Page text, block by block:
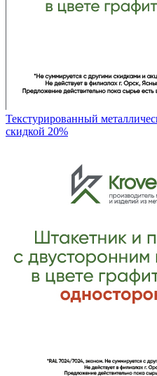
Текстурированный
скидкой 20%